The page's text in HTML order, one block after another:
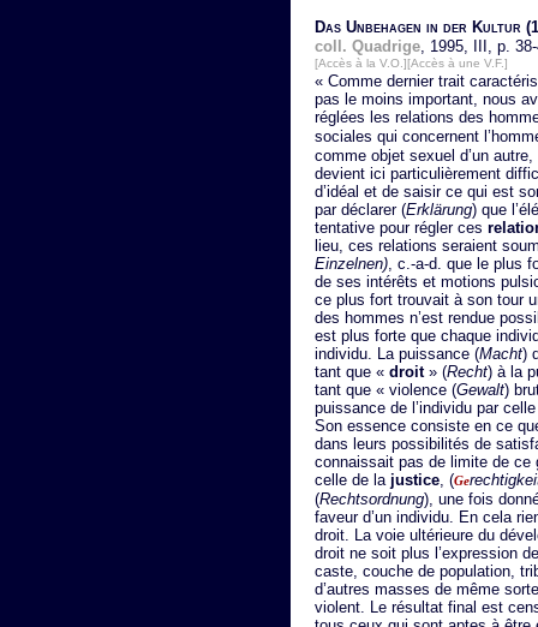
Das Unbehagen in der Kultur
coll. Quadrige, 1995, III, p.
[Accès à la V.O.][Accès à une V.F.]
« Comme dernier trait
pas le moins important, nous
réglées les relations des
sociales qui concernent
comme objet sexuel d’un
devient ici particulièrement
d’idéal et de saisir ce qui est
par déclarer (Erklärung) que
tentative pour régler ces
lieu, ces relations seraient
Einzelnen), c.-a-d. que le plus
de ses intérêts et motions
ce plus fort trouvait à son tour
des hommes n’est rendue
est plus forte que chaque
individu. La puissance (Macht)
tant que « droit» (Recht) à la
tant que « violence (Gewalt)
puissance de l’individu par
Son essence consiste en ce
dans leurs possibilités de
connaissait pas de limite de ce
celle de la justice, (Ge
(Rechtsordnung), une fois
faveur d’un individu. En cela
droit. La voie ultérieure du
droit ne soit plus l’expression
caste, couche de population,
d’autres masses de même
violent. Le résultat final est